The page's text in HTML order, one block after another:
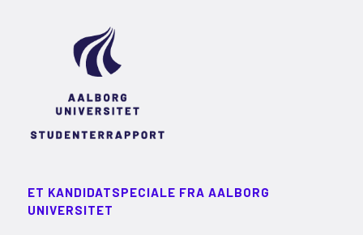
ET KANDIDATSPECIALE FRA AALBORG
UNIVERSITET